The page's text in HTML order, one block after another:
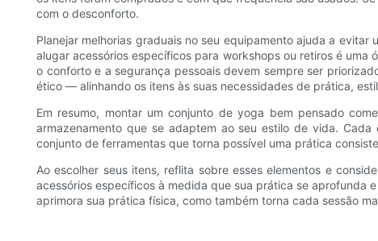
com o desconforto.
Planejar melhorias graduais no seu equipamento ajuda a
alugar acessórios específicos para workshops ou retiros é
o conforto e a segurança pessoais devem sempre ser
ético — alinhando os itens às suas necessidades de prática,
Em resumo, montar um conjunto de yoga bem pensado
armazenamento que se adaptem ao seu estilo de vida.
conjunto de ferramentas que torna possível uma prática
Ao escolher seus itens, reflita sobre esses elementos e
acessórios específicos à medida que sua prática se aprofunda
aprimora sua prática física, como também torna cada sessão